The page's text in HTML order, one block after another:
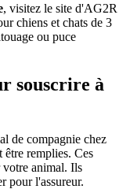
, visitez le site d'AG2R
chiens et chats de 3
ou puce
souscrire à
de compagnie chez
remplies. Ces
votre animal. Ils
pour l'assureur.